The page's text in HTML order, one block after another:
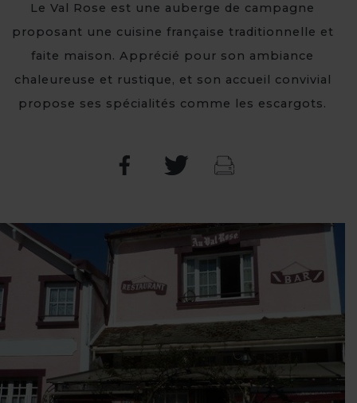
Le Val Rose est une auberge de campagne
proposant une cuisine française traditionnelle et
faite maison. Apprécié pour son ambiance
chaleureuse et rustique, et son accueil convivial
propose ses spécialités comme les escargots.